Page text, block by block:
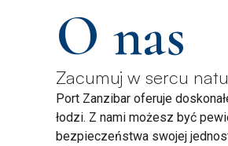
O nas
Zacumuj w sercu
Port Zanzibar oferuje
łodzi. Z nami możesz być
bezpieczeństwa swojej